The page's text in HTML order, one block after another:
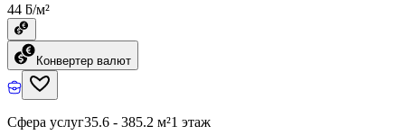
44 ƃ/м²
Конвертер валют
Сфера услуг35.6 - 385.2 м²1 этаж